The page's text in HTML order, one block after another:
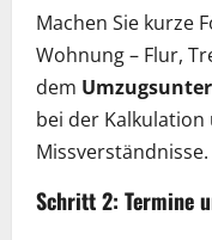
Machen Sie kurze
Wohnung – Flur,
dem
bei der
Missverständnisse.
Schritt 2: Termine